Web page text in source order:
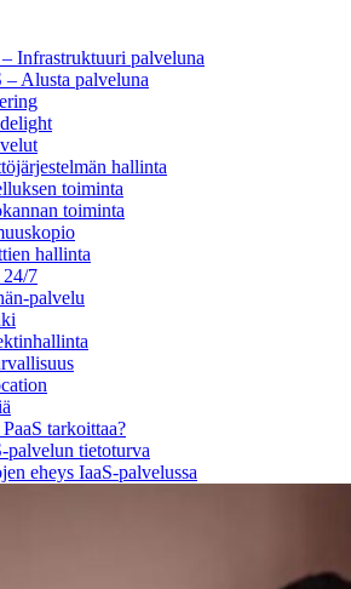
– Infrastruktuuri palveluna
– Alusta palveluna
hallinta
toiminta
toiminta
hallinta
7
palvelu
tarkoittaa?
palvelun tietoturva
eheys IaaS-palvelussa